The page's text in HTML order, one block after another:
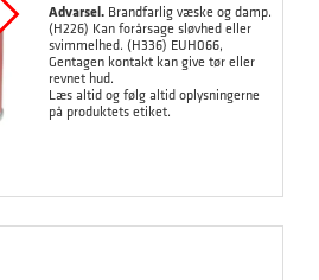
Advarsel. Brandfarlig væske og damp.
(H226) Kan forårsage sløvhed eller
svimmelhed. (H336) EUH066,
Gentagen kontakt kan give tør eller
revnet hud.
Læs altid og følg altid oplysningerne
på produktets etiket.